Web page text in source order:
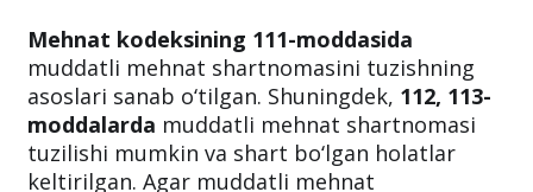
Mehnat kodeksining 111-moddasida
muddatli mehnat shartnomasini tuzishning
asoslari sanab o‘tilgan. Shuningdek, 112, 113-
moddalarda muddatli mehnat shartnomasi
tuzilishi mumkin va shart bo‘lgan holatlar
keltirilgan. Agar muddatli mehnat